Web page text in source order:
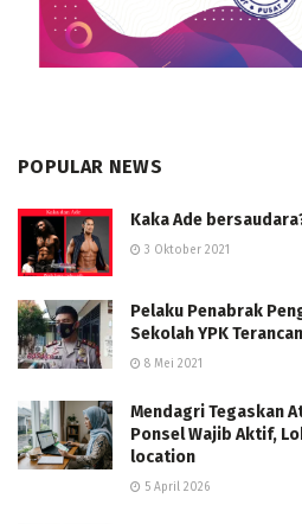
POPULAR NEWS
Kaka Ade
3 Oktober 2021
Pelaku Penabrak
Sekolah YPK
8 Mei 2021
Mendagri Tegaskan
Ponsel Wajib Aktif,
location
5 April 2026